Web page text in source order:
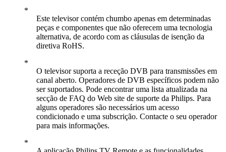
Este televisor contém chumbo apenas em determinadas
peças e componentes que não oferecem uma tecnologia
alternativa, de acordo com as cláusulas de isenção da
diretiva RoHS.
O televisor suporta a receção DVB para transmissões em
canal aberto. Operadores de DVB específicos podem não
ser suportados. Pode encontrar uma lista atualizada na
secção de FAQ do Web site de suporte da Philips. Para
alguns operadores são necessários um acesso
condicionado e uma subscrição. Contacte o seu operador
para mais informações.